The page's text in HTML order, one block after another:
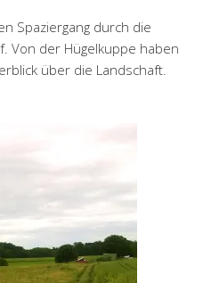
Spaziergang durch die
Von der Hügelkuppe haben
über die Landschaft.